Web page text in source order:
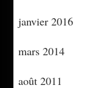
janvier 2016
mars 2014
août 2011